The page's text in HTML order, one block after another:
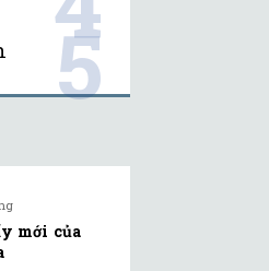
5
mới của